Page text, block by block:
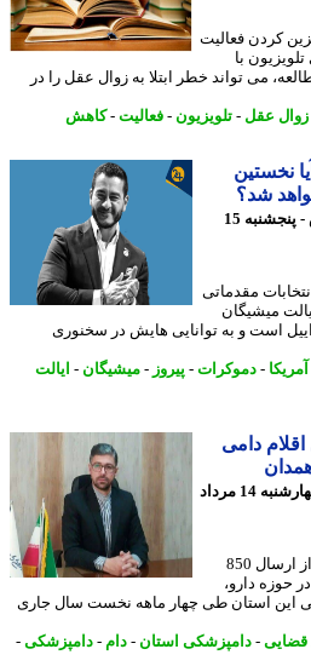
فعالیت
با
می تواند خطر ابتلا به زوال عقل را در
عقل -تلویزیون -فعالیت-کاهش
شد؟
4 روز پیش - پنجشنبه 15
مقدماتی
میشیگان
است و به توانایی هایش در سخنوری
- دموکرات- پیروز- میشیگان-ایالت
دامی
4 روز پیش - چهارشنبه 14 مرداد
مدیر کل دامپزشکی استان همدان از ارسال 850
دارو،
استان طی چهار ماهه نخست سال جاری
-دامپزشکی استان-دام-دامپزشکی-